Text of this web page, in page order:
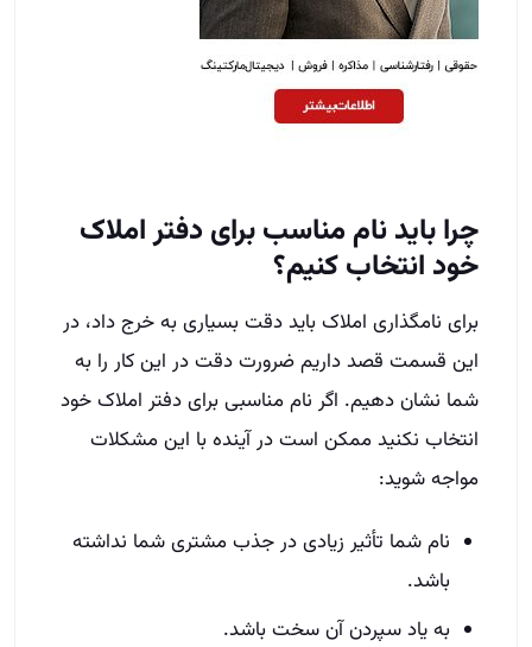
چرا باید نام مناسب برای دفتر املاک
خود انتخاب کنیم؟
برای نامگذاری املاک باید دقت بسیاری به خرج داد، در
این قسمت قصد داریم ضرورت دقت در این کار را به
شما نشان دهیم. اگر نام مناسبی برای دفتر املاک خود
انتخاب نکنید ممکن است در آینده با این مشکلات
مواجه شوید:
نام شما تأثیر زیادی در جذب مشتری شما نداشته
باشد.
به یاد سپردن آن سخت باشد.